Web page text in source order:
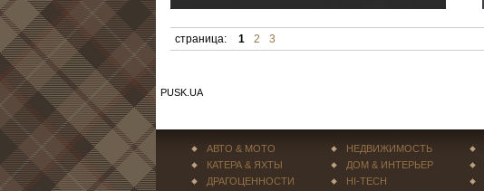
страница: 1 2 3
PUSK.UA
АВТО & МОТО
КАТЕРА & ЯХТЫ
ДРАГОЦЕННОСТИ
НЕДВИЖИМОСТЬ
ДОМ & ИНТЕРЬЕР
HI-TECH